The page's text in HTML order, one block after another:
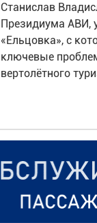
Станислав
Президиума АВИ,
«Ельцовка», с
ключевые
вертолётного